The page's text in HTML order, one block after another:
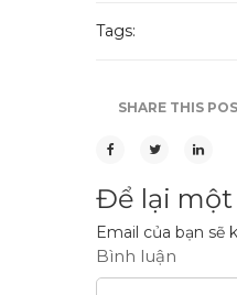
Tags:
SHARE THIS
Để lại một
Email của bạn sẽ
Bình luận